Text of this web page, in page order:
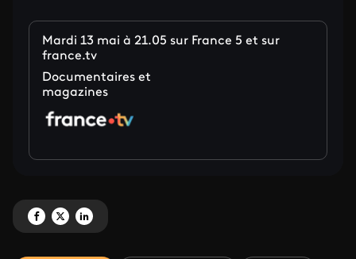
Mardi 13 mai à 21.05 sur France 5 et sur
france.tv
Documentaires et
magazines
Partagez 'L'alcool au féminin, elles brisent le tabou' sur Facebook
Partagez 'L'alcool au féminin, elles brisent le tabou' sur X
Partagez 'L'alcool au féminin, elles brisent le tabou' sur LinkedIn